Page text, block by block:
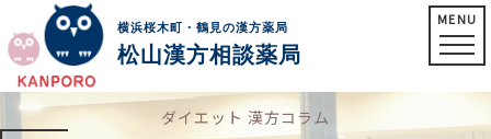
横浜桜木町・鶴見の漢方薬局
松山漢方相談薬局
MENU
ダイエット 漢方コラム